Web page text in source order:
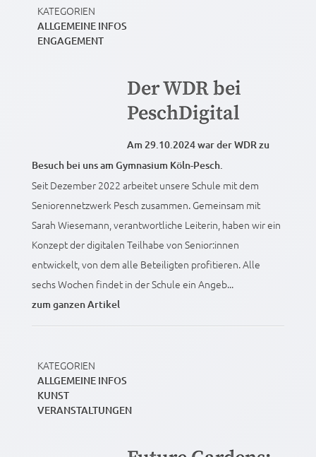
KATEGORIEN
ALLGEMEINE INFOS
ENGAGEMENT
Der WDR bei
PeschDigital
Am 29.10.2024 war der WDR zu
Besuch bei uns am Gymnasium Köln-Pesch.
Seit Dezember 2022 arbeitet unsere Schule mit dem
Seniorennetzwerk Pesch zusammen. Gemeinsam mit
Sarah Wiesemann, verantwortliche Leiterin, haben wir ein
Konzept der digitalen Teilhabe von Senior:innen
entwickelt, von dem alle Beteiligten profitieren. Alle
sechs Wochen findet in der Schule ein Angeb...
zum ganzen Artikel
KATEGORIEN
ALLGEMEINE INFOS
KUNST
VERANSTALTUNGEN